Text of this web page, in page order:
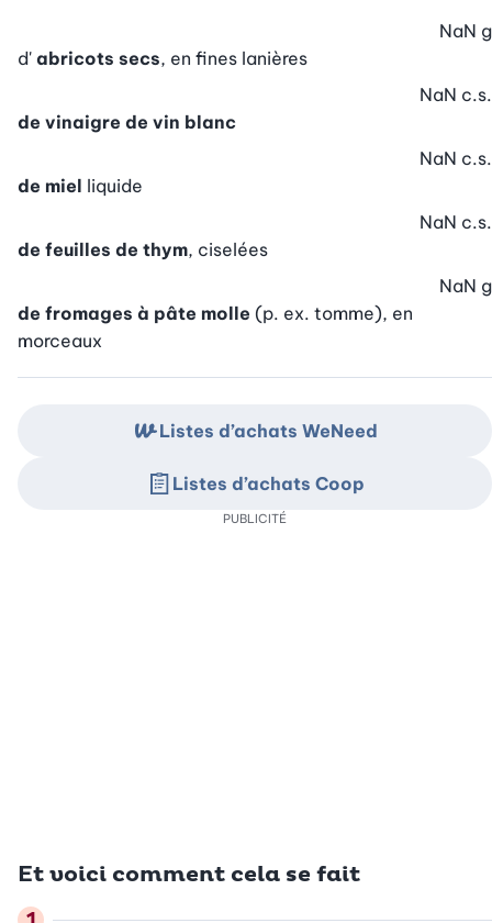
d' abricots secs, en fines lanières
NaN g
de vinaigre de vin blanc
NaN c.s.
de miel liquide
NaN c.s.
de feuilles de thym, ciselées
NaN c.s.
de fromages à pâte molle (p. ex. tomme), en
morceaux
NaN g
Et voici comment cela se fait
Listes d’achats WeNeed
Listes d’achats Coop
PUBLICITÉ